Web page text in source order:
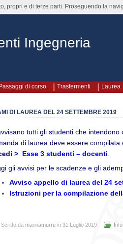
Ingegneria
Passaggi di corso Trasfermenti Laurea
DI LAUREA DEL 24 SETTEMBRE 2019
tutti gli studenti che intendono
di laurea deve essere
> Esse 3 studenti – docenti
gli avvisi per le scadenze e gli
Avviso appello di laurea del 24
Istruzioni per la compilazione
Scritto da marinamurru in 31 Luglio 2019 Info
propri e di terze parti. Proseguendo la